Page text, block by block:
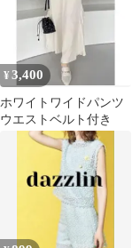
¥ 3,400
ホワイトワイドパンツ
ウエストベルト付き